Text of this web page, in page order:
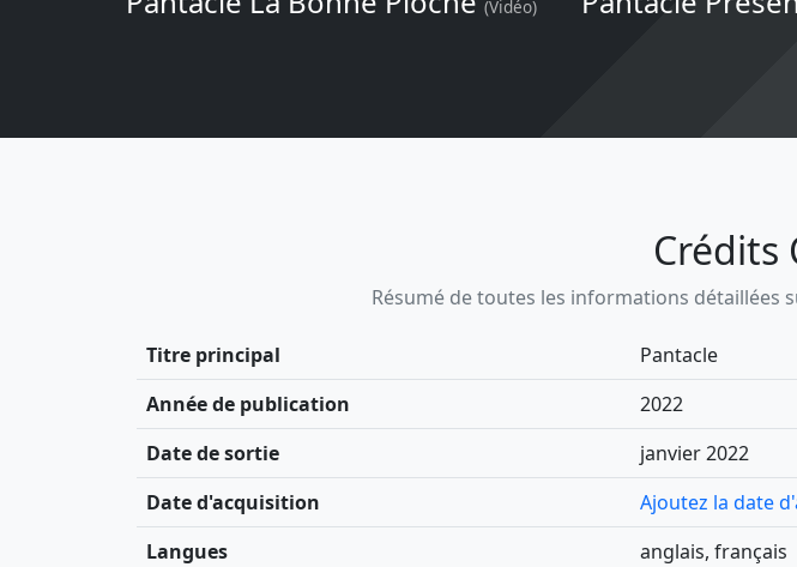
(Vidéo)
Crédits
Résumé de toutes les informations détaillées
Titre principal
Pantacle
Année de publication
2022
Date de sortie
janvier 2022
Date d'acquisition
Ajoutez la date
Langues
anglais, français